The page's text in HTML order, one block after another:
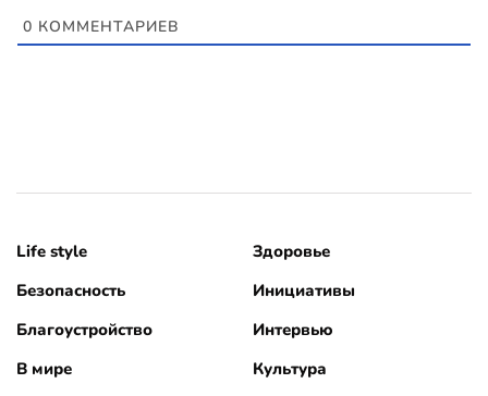
0 КОММЕНТАРИЕВ
Life style
Безопасность
Благоустройство
В мире
Здоровье
Инициативы
Интервью
Культура